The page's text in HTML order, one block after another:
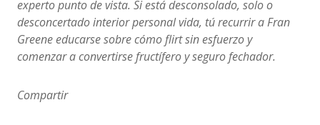
experto punto de vista. Si está desconsolado, solo o
desconcertado interior personal vida, tú recurrir a Fran
Greene educarse sobre cómo flirt sin esfuerzo y
comenzar a convertirse fructífero y seguro fechador.
Compartir